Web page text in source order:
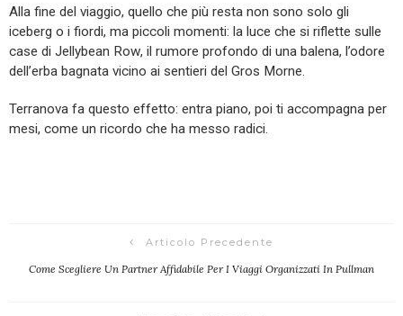
Alla fine del viaggio, quello che più resta non sono solo gli
iceberg o i fiordi, ma piccoli momenti: la luce che si riflette sulle
case di Jellybean Row, il rumore profondo di una balena, l’odore
dell’erba bagnata vicino ai sentieri del Gros Morne.
Terranova fa questo effetto: entra piano, poi ti accompagna per
mesi, come un ricordo che ha messo radici.
Articolo Precedente
Come Scegliere Un Partner Affidabile Per I Viaggi Organizzati In Pullman